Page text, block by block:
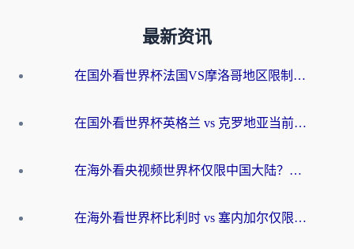
最新资讯
在国外看世界杯法国VS摩洛哥地区限制？这篇指南让你流畅看中文解说无压力
在国外看世界杯英格兰 vs 克罗地亚当前地区不可播放？这篇指南帮你搞定所有海外观赛难题
在海外看央视频世界杯仅限中国大陆？这篇指南帮你解锁中文解说+无卡顿直播
在海外看世界杯比利时 vs 塞内加尔仅限中国大陆？我找到了最流畅的中文解说之路